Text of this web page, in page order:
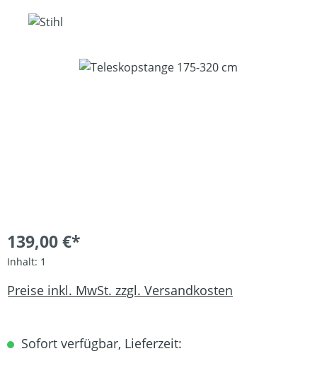
Bildergalerie überspringen
139,00 €*
Inhalt: 1
Preise inkl. MwSt. zzgl. Versandkosten
Sofort verfügbar, Lieferzeit: